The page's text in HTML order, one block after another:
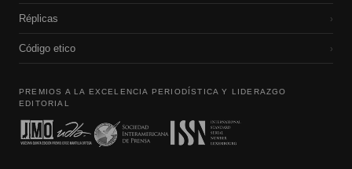
Réplicas ›
Código etico ›
PREMIOS A LA EXCELENCIA PERIODÍSTICA Y LIDERAZGO
EDITORIAL